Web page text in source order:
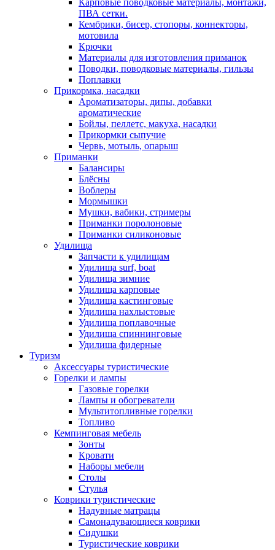
Карповые поводковые материалы, монтажи,
ПВА сетки.
Кембрики, бисер, стопоры, коннекторы,
мотовила
Крючки
Материалы для изготовления приманок
Поводки, поводковые материалы, гильзы
Поплавки
Прикормка, насадки
Ароматизаторы, дипы, добавки
ароматические
Бойлы, пеллетс, макуха, насадки
Прикормки сыпучие
Червь, мотыль, опарыш
Приманки
Балансиры
Блёсны
Воблеры
Мормышки
Мушки, вабики, стримеры
Приманки поролоновые
Приманки силиконовые
Удилища
Запчасти к удилищам
Удилища surf, boat
Удилища зимние
Удилища карповые
Удилища кастинговые
Удилища нахлыстовые
Удилища поплавочные
Удилища спиннинговые
Удилища фидерные
Туризм
Аксессуары туристические
Горелки и лампы
Газовые горелки
Лампы и обогреватели
Мультитопливные горелки
Топливо
Кемпинговая мебель
Зонты
Кровати
Наборы мебели
Столы
Стулья
Коврики туристические
Надувные матрацы
Самонадувающиеся коврики
Сидушки
Туристические коврики